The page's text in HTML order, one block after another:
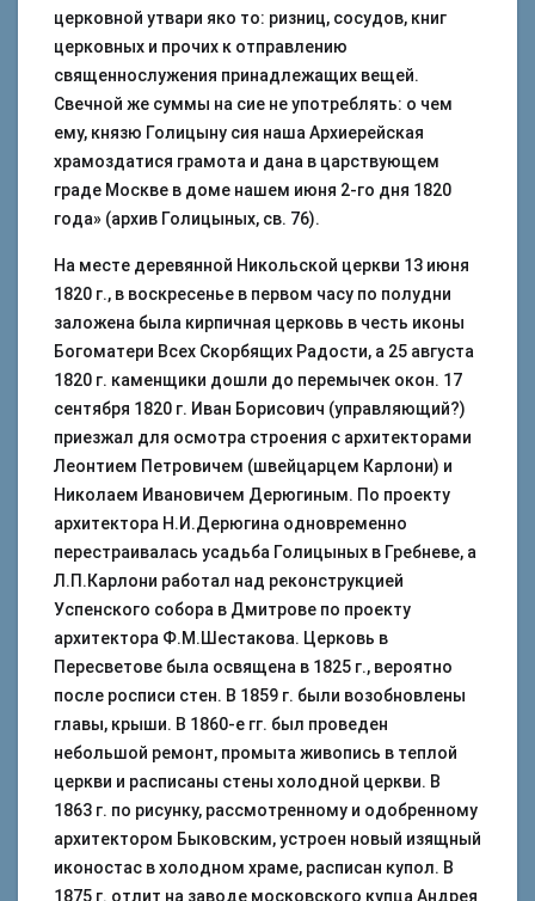
церковной утвари яко то: ризниц, сосудов, книг
церковных и прочих к отправлению
священнослужения принадлежащих вещей.
Свечной же суммы на сие не употреблять: о чем
ему, князю Голицыну сия наша Архиерейская
храмоздатися грамота и дана в царствующем
граде Москве в доме нашем июня 2-го дня 1820
года» (архив Голицыных, св. 76).
На месте деревянной Никольской церкви 13 июня
1820 г., в воскресенье в первом часу по полудни
заложена была кирпичная церковь в честь иконы
Богоматери Всех Скорбящих Радости, а 25 августа
1820 г. каменщики дошли до перемычек окон. 17
сентября 1820 г. Иван Борисович (управляющий?)
приезжал для осмотра строения с архитекторами
Леонтием Петровичем (швейцарцем Карлони) и
Николаем Ивановичем Дерюгиным. По проекту
архитектора Н.И.Дерюгина одновременно
перестраивалась усадьба Голицыных в Гребневе, а
Л.П.Карлони работал над реконструкцией
Успенского собора в Дмитрове по проекту
архитектора Ф.М.Шестакова. Церковь в
Пересветове была освящена в 1825 г., вероятно
после росписи стен. В 1859 г. были возобновлены
главы, крыши. В 1860-е гг. был проведен
небольшой ремонт, промыта живопись в теплой
церкви и расписаны стены холодной церкви. В
1863 г. по рисунку, рассмотренному и одобренному
архитектором Быковским, устроен новый изящный
иконостас в холодном храме, расписан купол. В
1875 г. отлит на заводе московского купца Андрея